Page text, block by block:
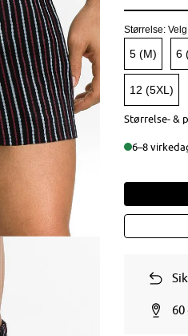
Størrelse:
5 (M) 6
12 (5XL)
Størrelse- &
6–8